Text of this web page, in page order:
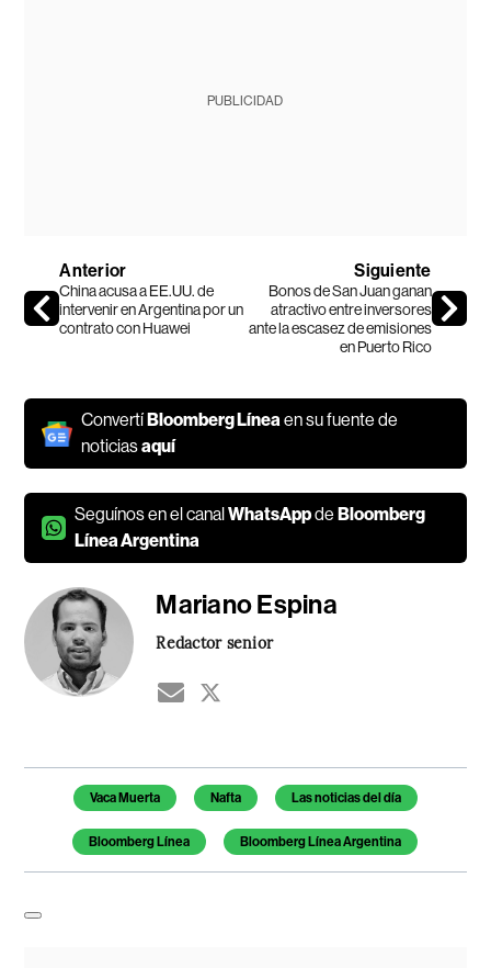
PUBLICIDAD
Anterior
China acusa a EE.UU. de
intervenir en Argentina por un
contrato con Huawei
Siguiente
Bonos de San Juan ganan
atractivo entre inversores
ante la escasez de emisiones
en Puerto Rico
Convertí Bloomberg Líneaen su fuente de
noticiasaquí
Seguínos en el canalWhatsAppde Bloomberg
Línea Argentina
Mariano Espina
Redactor senior
Temas de este artículo
Vaca Muerta Nafta Las noticias del día
Bloomberg Línea Bloomberg Línea Argentina